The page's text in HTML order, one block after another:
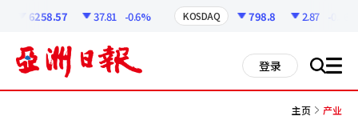
6258.57 37.81 -0.6% KOSDAQ 798.8 2.87 -0.36%
登录 搜 all
主页 产业